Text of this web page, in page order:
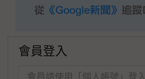
會員登入